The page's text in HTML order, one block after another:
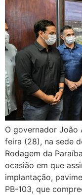
O governador João
feira (28), na sede
Rodagem da
ocasião em que
implantação,
PB-103, que